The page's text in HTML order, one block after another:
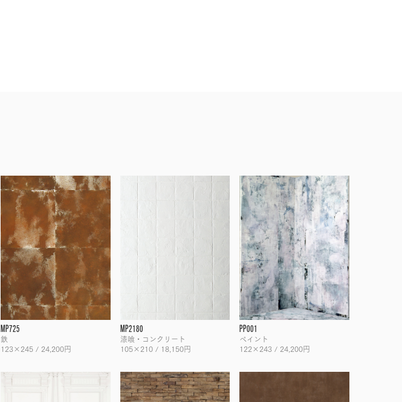
MP725
鉄
123×245 / 24,200円
MP2180
漆喰・コンクリート
105×210 / 18,150円
PP001
ペイント
122×243 / 24,200円